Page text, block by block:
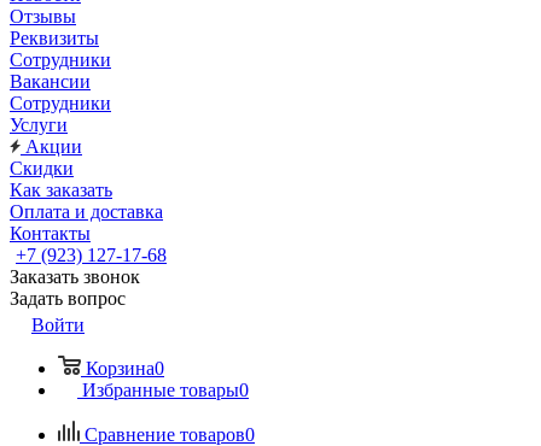
Отзывы
Реквизиты
Сотрудники
Вакансии
Сотрудники
Услуги
Акции
Скидки
Как заказать
Оплата и доставка
Контакты
+7 (923) 127-17-68
Заказать звонок
Задать вопрос
Войти
Корзина0
Избранные товары0
Сравнение товаров0